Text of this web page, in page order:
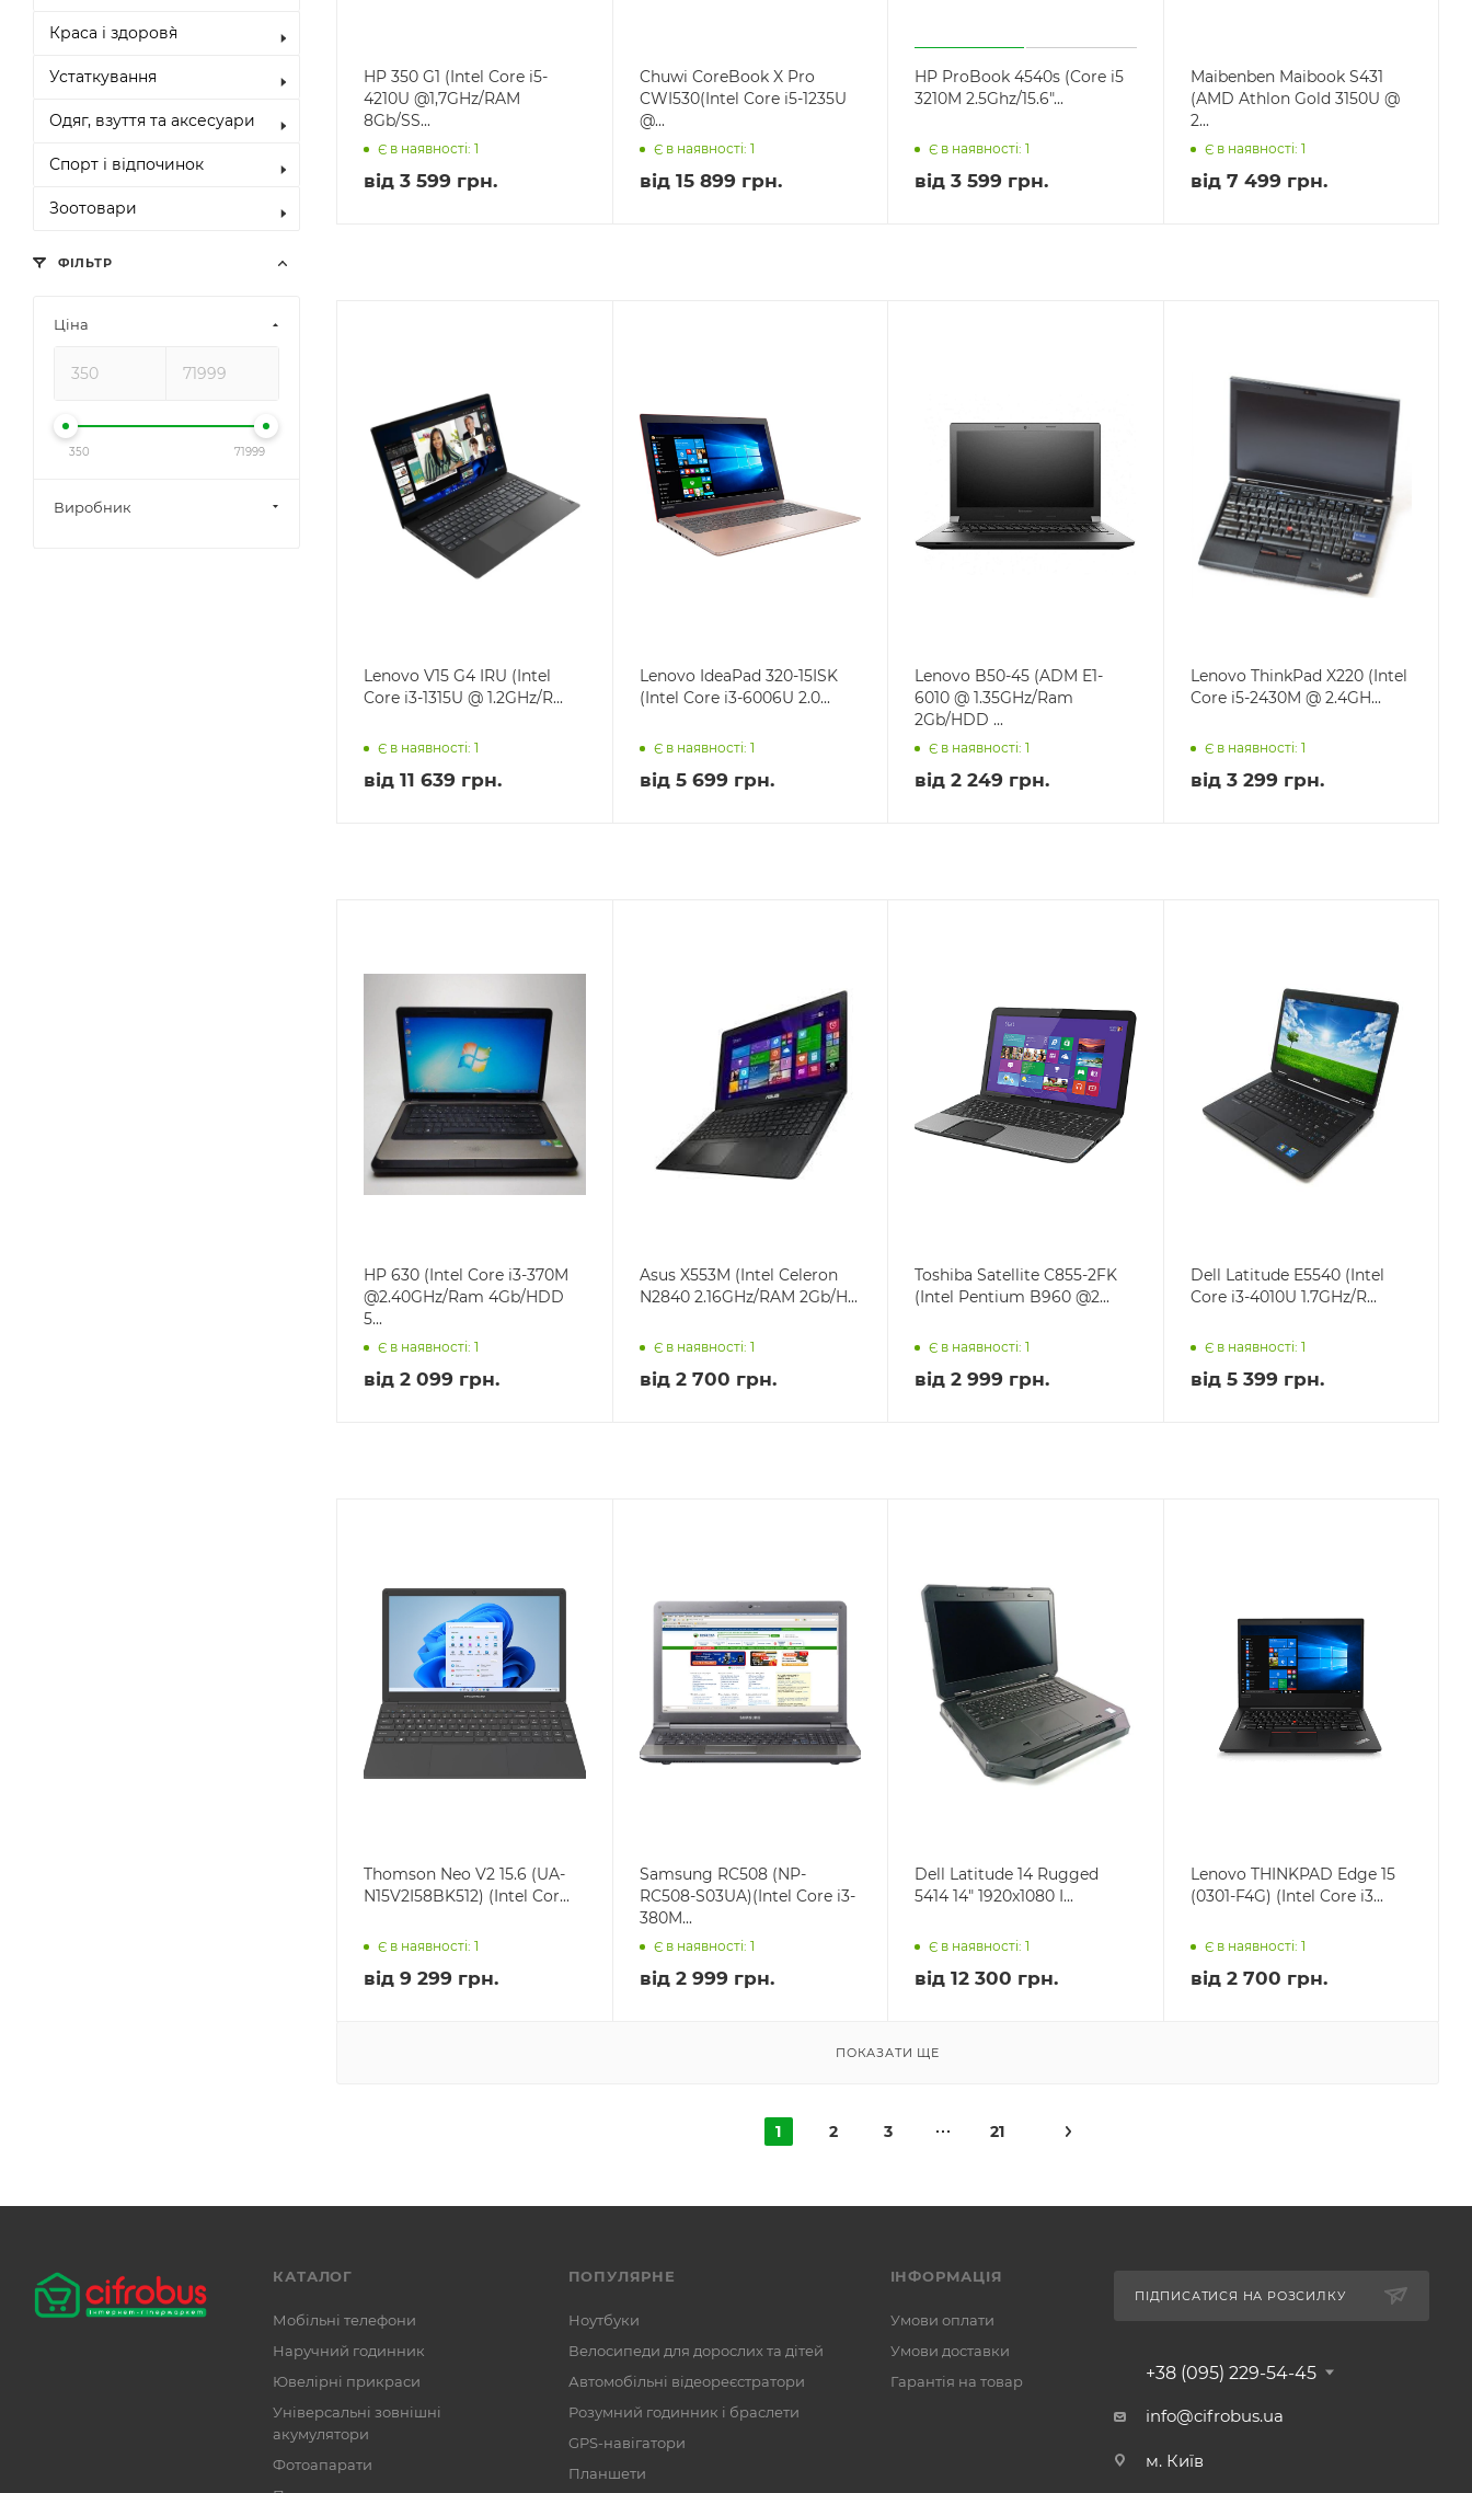
HP 350 G1 (Intel Core i5-
4210U @1,7GHz/RAM
8Gb/SS...
Є в наявності: 1
від 3 599 грн.
Chuwi CoreBook X Pro
CWI530(Intel Core i5-1235U
@...
Є в наявності: 1
від 15 899 грн.
HP ProBook 4540s (Core i5
3210M 2.5Ghz/15.6"...
Є в наявності: 1
від 3 599 грн.
Maibenben Maibook S431
(AMD Athlon Gold 3150U @
2...
Є в наявності: 1
від 7 499 грн.
Lenovo V15 G4 IRU (Intel
Core i3-1315U @ 1.2GHz/R...
Є в наявності: 1
від 11 639 грн.
Lenovo IdeaPad 320-15ISK
(Intel Core i3-6006U 2.0...
Є в наявності: 1
від 5 699 грн.
Lenovo B50-45 (ADM E1-
6010 @ 1.35GHz/Ram
2Gb/HDD ...
Є в наявності: 1
від 2 249 грн.
Lenovo ThinkPad X220 (Intel
Core i5-2430M @ 2.4GH...
Є в наявності: 1
від 3 299 грн.
HP 630 (Intel Core i3-370M
@2.40GHz/Ram 4Gb/HDD
5...
Є в наявності: 1
від 2 099 грн.
Asus X553M (Intel Celeron
N2840 2.16GHz/RAM 2Gb/H...
Є в наявності: 1
від 2 700 грн.
Toshiba Satellite C855-2FK
(Intel Pentium B960 @2...
Є в наявності: 1
від 2 999 грн.
Dell Latitude E5540 (Intel
Core i3-4010U 1.7GHz/R...
Є в наявності: 1
від 5 399 грн.
Thomson Neo V2 15.6 (UA-
N15V2I58BK512) (Intel Cor...
Є в наявності: 1
від 9 299 грн.
Samsung RC508 (NP-
RC508-S03UA)(Intel Core i3-
380M...
Є в наявності: 1
від 2 999 грн.
Dell Latitude 14 Rugged
5414 14" 1920x1080 I...
Є в наявності: 1
від 12 300 грн.
Lenovo THINKPAD Edge 15
(0301-F4G) (Intel Core i3...
Є в наявності: 1
від 2 700 грн.
ПОКАЗАТИ ЩЕ
1 2 3 21
Краса і здоров`я
Устаткування
Одяг, взуття та аксесуари
Спорт і відпочинок
Зоотовари
ФІЛЬТР
Ціна
350 71999
Виробник
КАТАЛОГ
Мобільні телефони
Наручний годинник
Ювелірні прикраси
Універсальні зовнішні
акумулятори
Фотоапарати
ПОПУЛЯРНЕ
Ноутбуки
Велосипеди для дорослих та дітей
Автомобільні відеореєстратори
Розумний годинник і браслети
GPS-навігатори
Планшети
ІНФОРМАЦІЯ
Умови оплати
Умови доставки
Гарантія на товар
ПІДПИСАТИСЯ НА РОЗСИЛКУ
+38 (095) 229-54-45
info@cifrobus.ua
м. Київ